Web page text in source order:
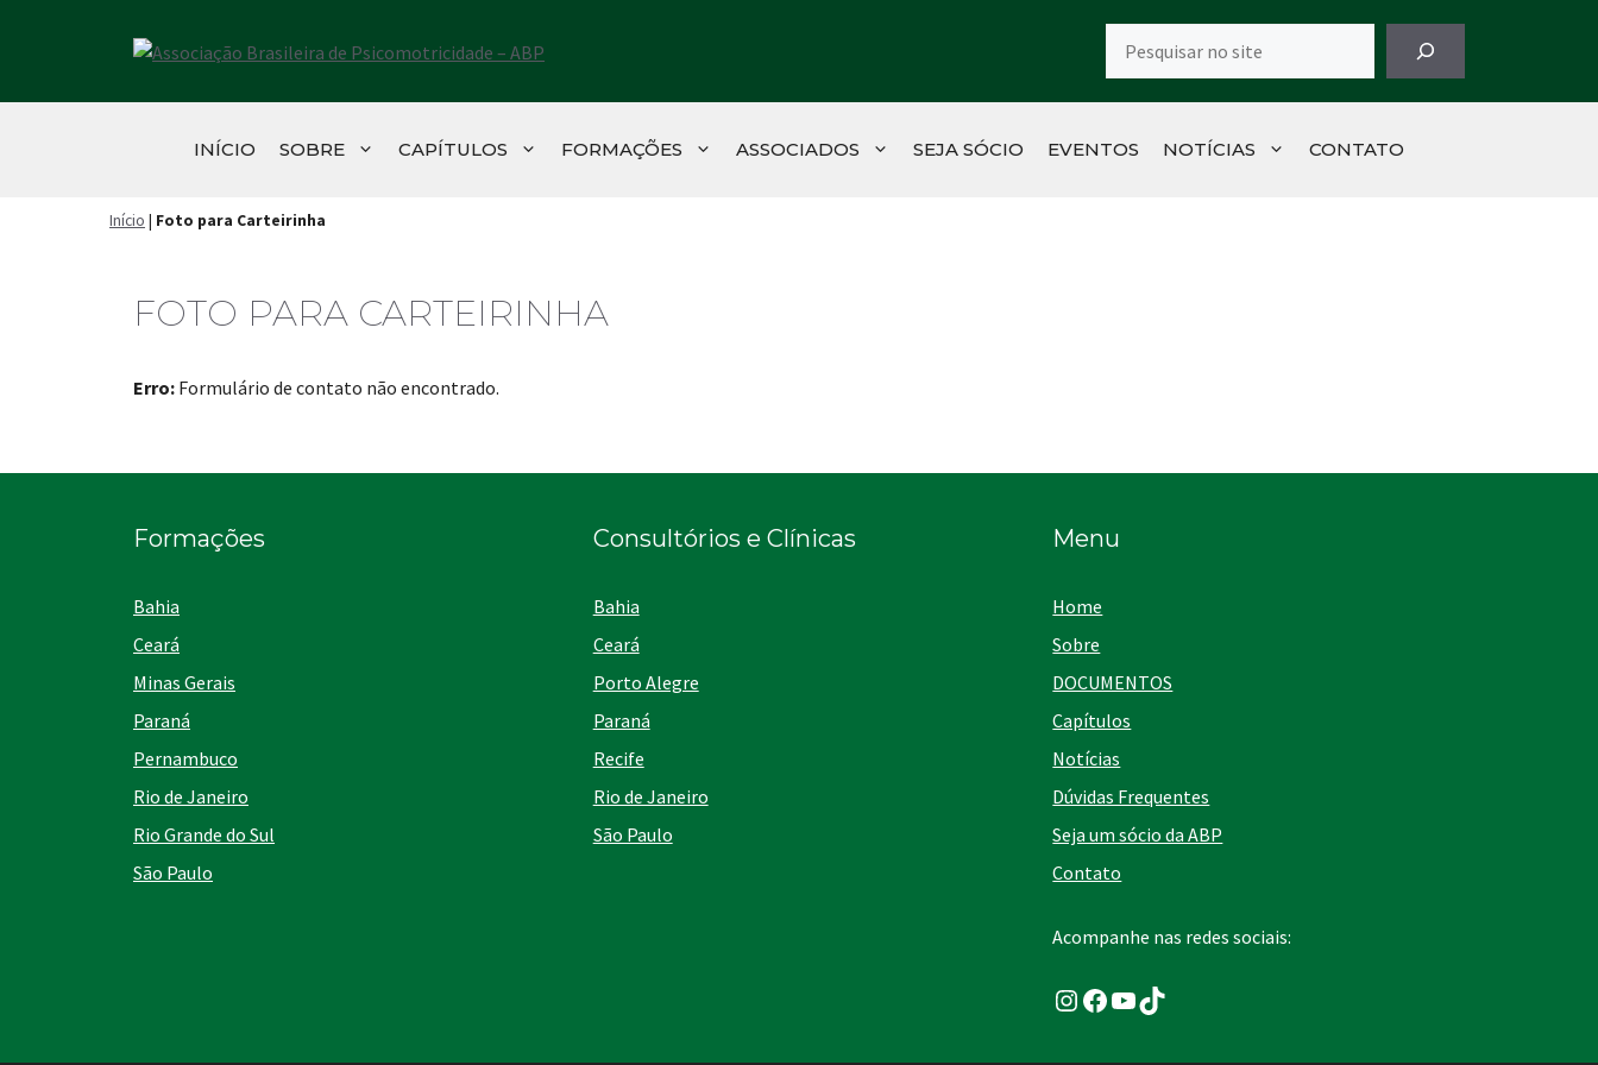
conteúdo
INÍCIO SOBRE CAPÍTULOS FORMAÇÕES ASSOCIADOS SEJA SÓCIO EVENTOS NOTÍCIAS CONTATO
Início | Foto para Carteirinha
FOTO PARA CARTEIRINHA
Erro: Formulário de contato não encontrado.
Formações
Bahia
Ceará
Minas Gerais
Paraná
Pernambuco
Rio de Janeiro
Rio Grande do Sul
São Paulo
Consultórios e Clínicas
Bahia
Ceará
Porto Alegre
Paraná
Recife
Rio de Janeiro
São Paulo
Menu
Home
Sobre
DOCUMENTOS
Capítulos
Notícias
Dúvidas Frequentes
Seja um sócio da ABP
Contato
Acompanhe nas redes sociais:
Instagram
Facebook
Youtube
TikTok